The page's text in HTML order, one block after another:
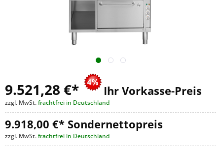
9.521,28 €* Ihr Vorkasse-Preis
zzgl. MwSt.frachtfrei in Deutschland
9.918,00 €* Sondernettopreis
zzgl. MwSt.frachtfrei in Deutschland